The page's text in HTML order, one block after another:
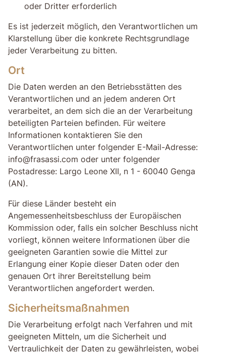
oder Dritter erforderlich
Es ist jederzeit möglich, den Verantwortlichen um
Klarstellung über die konkrete Rechtsgrundlage
jeder Verarbeitung zu bitten.
Ort
Die Daten werden an den Betriebsstätten des
Verantwortlichen und an jedem anderen Ort
verarbeitet, an dem sich die an der Verarbeitung
beteiligten Parteien befinden. Für weitere
Informationen kontaktieren Sie den
Verantwortlichen unter folgender E-Mail-Adresse:
info@frasassi.com oder unter folgender
Postadresse: Largo Leone XII, n 1 - 60040 Genga
(AN).
Für diese Länder besteht ein
Angemessenheitsbeschluss der Europäischen
Kommission oder, falls ein solcher Beschluss nicht
vorliegt, können weitere Informationen über die
geeigneten Garantien sowie die Mittel zur
Erlangung einer Kopie dieser Daten oder den
genauen Ort ihrer Bereitstellung beim
Verantwortlichen angefordert werden.
Sicherheitsmaßnahmen
Die Verarbeitung erfolgt nach Verfahren und mit
geeigneten Mitteln, um die Sicherheit und
Vertraulichkeit der Daten zu gewährleisten, wobei